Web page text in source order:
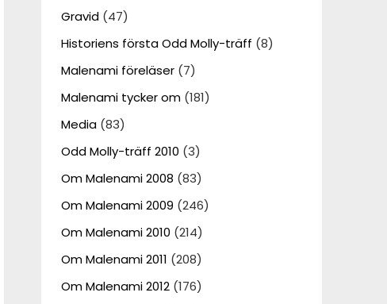
Gravid(47)
Historiens första Odd Molly-träff (8)
Malenami föreläser(7)
Malenami tycker om(181)
Media(83)
Odd Molly-träff 2010 (3)
Om Malenami 2008 (83)
Om Malenami 2009 (246)
Om Malenami 2010 (214)
Om Malenami 2011 (208)
Om Malenami 2012(176)